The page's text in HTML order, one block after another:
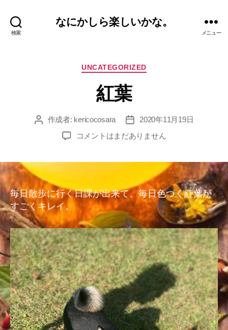
検索
なにかしら楽しいかな。
メニュー
カ
ゴ
リ
UNCATEGORIZED
紅葉
投 作成者: kericocosara
投
稿
日
2020年11月19日
紅
コメントはまだありません
毎日散歩に行く日課が出来て、毎日色づく紅葉が
すごくキレイ。